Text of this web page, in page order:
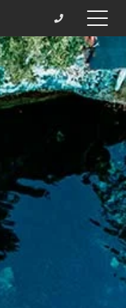
Toggle